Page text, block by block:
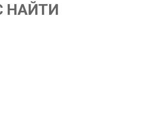
НАЙТИ